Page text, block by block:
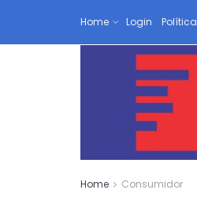
Home Login Política
Home Consumidor